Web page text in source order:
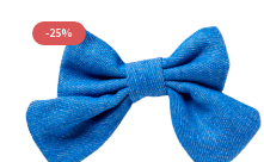
-25%